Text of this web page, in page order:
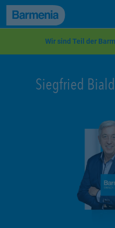
zum Seiteninhalt
Back to top
Wir sind Teil der
Siegfried